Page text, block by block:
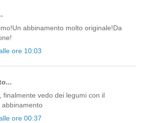
abbinamento molto originale!Da
ore 10:03
finalmente vedo dei legumi con il
abbinamento
ore 00:37